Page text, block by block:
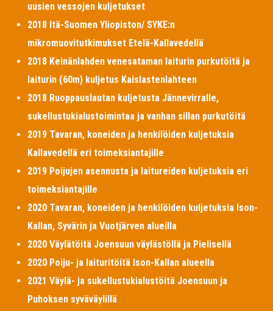
uusien vessojen kuljetukset
2018 Itä-Suomen Yliopiston/ SYKE:n
mikromuovitutkimukset Etelä-Kallavedellä
2018 Keinänlahden venesataman laiturin purkutöitä ja
laiturin (60m) kuljetus Kaislastenlahteen
2018 Ruoppauslautan kuljetusta Jännevirralle,
sukellustukialustoimintaa ja vanhan sillan purkutöitä
2019 Tavaran, koneiden ja henkilöiden kuljetuksia
Kallavedellä eri toimeksiantajille
2019 Poijujen asennusta ja laitureiden kuljetuksia eri
toimeksiantajille
2020 Tavaran, koneiden ja henkilöiden kuljetuksia Ison-
Kallan, Syvärin ja Vuotjärven alueilla
2020 Väylätöitä Joensuun väylästöllä ja Pielisellä
2020 Poiju- ja laituritöitä Ison-Kallan alueella
2021 Väylä- ja sukellustukialustöitä Joensuun ja
Puhoksen syväväylillä